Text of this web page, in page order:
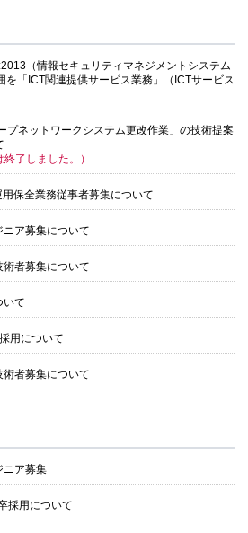
（情報セキュリティマネジメントシステム
を「ICT関連提供サービス業務」（ICTサービス
プネットワークシステム更改作業」の技術提案
終了しました。）
保全業務従事者募集について
ニア募集について
者募集について
いて
用について
者募集について
ニア募集
採用について